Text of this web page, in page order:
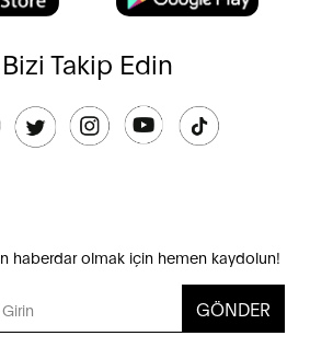
Bizi Takip Edin
haberdar olmak için hemen kaydolun!
GÖNDER